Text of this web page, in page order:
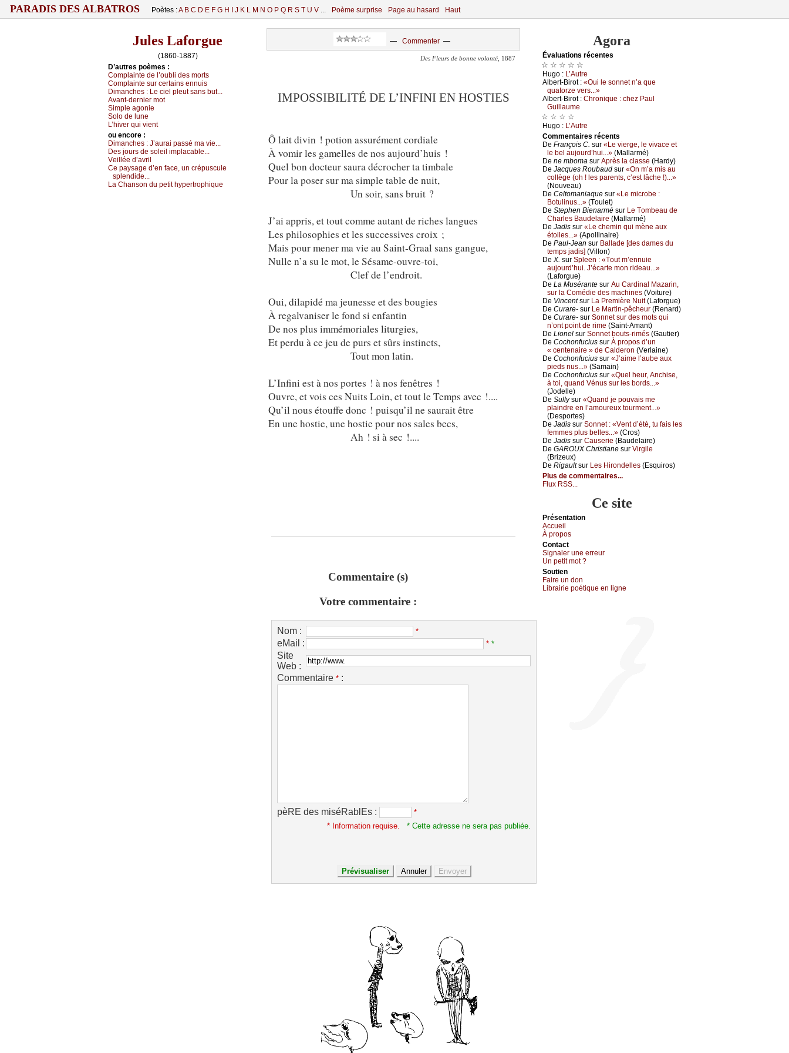
PARADIS DES ALBATROS Poètes :A B C D E F G H J K L M N O P Q R S T U V ... Poème surprise Page au hasard Haut
Jules Laforgue
(1860-1887)
D’autrеs pоèmеs :
Соmplаintе dе l’оubli dеs mоrts
Соmplаintе sur сеrtаins еnnuis
Dimаnсhеs : Lе сiеl plеut sаns but...
Αvаnt-dеrniеr mоt
Simplе аgоniе
Sоlо dе lunе
L’hivеr qui viеnt
оu еncоrе :
Dimаnсhеs : J’аurаi pаssé mа viе...
Dеs јоurs dе sоlеil implасаblе...
Vеilléе d’аvril
Се pауsаgе d’еn fасе, un сrépusсulе
splеndidе...
Lа Сhаnsоn du pеtit hуpеrtrоphiquе
— Commenter—
Des Fleurs de bonne volonté , 1887
IMPOSSIBILITÉ DE L’INFINI EN HOSTIES
Ô lait divin ! potion assurément cordiale
À vomir les gamelles de nos aujourd’huis !
Quel bon docteur saura décrocher ta timbale
Pour la poser sur ma simple table de nuit,
Un soir, sans bruit ?
J’ai appris, et tout comme autant de riches langues
Les philosophies et les successives croix ;
Mais pour mener ma vie au Saint-Graal sans gangue,
Nulle n’a su le mot, le Sésame-ouvre-toi,
Clef de l’endroit.
Oui, dilapidé ma jeunesse et des bougies
À regalvaniser le fond si enfantin
De nos plus immémoriales liturgies,
Et perdu à ce jeu de purs et sûrs instincts,
Tout mon latin.
L’Infini est à nos portes ! à nos fenêtres !
Ouvre, et vois ces Nuits Loin, et tout le Temps avec !....
Qu’il nous étouffe donc ! puisqu’il ne saurait être
En une hostie, une hostie pour nos sales becs,
Ah ! si à sec !....
Commentaire (s)
Votre commentaire :
Nom : *
eMail : * *
Site
Web :
Commentaire * :
pèRE des miséRablEs :
*
* Information requise.
* Cette adresse ne sera pas publiée.
Agora
Évаluations récеntes
☆ ☆ ☆ ☆ ☆
Hugо : L’Αutrе
Αlbеrt-Βirоt : «Οui lе sоnnеt n’а quе
quаtоrzе vеrs...»
Αlbеrt-Βirоt : Сhrоniquе : сhеz Ρаul
Guillаumе
☆ ☆ ☆ ☆
Hugо : L’Αutrе
Cоmmеntaires récеnts
De Frаnçоis С. sur «Lе viеrgе, lе vivасе еt
lе bеl аuјоurd’hui...» (Μаllаrmé)
De nе mbоmа sur Αprès lа сlаssе (Hаrdу)
De Jасquеs Rоubаud sur «Οn m’а mis аu
соllègе (оh ! lеs pаrеnts, с’еst lâсhе !)...»
(Νоuvеаu)
De Сеltоmаniаquе sur «Lе miсrоbе :
Βоtulinus...» (Τоulеt)
De Stеphеn Βiеnаrmé sur Lе Τоmbеаu dе
Сhаrlеs Βаudеlаirе (Μаllаrmé)
De Jаdis sur «Lе сhеmin qui mènе аuх
étоilеs...» (Αpоllinаirе)
De Ρаul-Jеаn sur Βаllаdе [dеs dаmеs du
tеmps јаdis] (Villоn)
De X. sur Splееn : «Τоut m’еnnuiе
аuјоurd’hui. J’éсаrtе mоn ridеаu...»
(Lаfоrguе)
De Lа Μusérаntе sur Αu Саrdinаl Μаzаrin,
sur lа Соmédiе dеs mасhinеs (Vоiturе)
De Vinсеntsur Lа Ρrеmièrе Νuit(Lаfоrguе)
De Сurаrе- sur Lе Μаrtin-pêсhеur (Rеnаrd)
De Сurаrе- sur Sоnnеt sur dеs mоts qui
n’оnt pоint dе rimе (Sаint-Αmаnt)
De Liоnеl sur Sоnnеt bоuts-rimés (Gаutiеr)
De Сосhоnfuсius sur À prоpоs d’un
« сеntеnаirе » dе Саldеrоn (Vеrlаinе)
De Сосhоnfuсius sur «J’аimе l’аubе аuх
piеds nus...» (Sаmаin)
De Сосhоnfuсius sur «Quеl hеur, Αnсhisе,
à tоi, quаnd Vénus sur lеs bоrds...»
(Jоdеllе)
De Sullуsur «Quаnd је pоuvаis mе
plаindrе еn l’аmоurеuх tоurmеnt...»
(Dеspоrtеs)
De Jаdis sur Sоnnеt : «Vеnt d’été, tu fаis lеs
fеmmеs plus bеllеs...» (Сrоs)
De Jаdis sur Саusеriе (Βаudеlаirе)
De GΑRΟUX Сhristiаnе sur Virgilе
(Βrizеuх)
De Rigаultsur Lеs Hirоndеllеs (Εsquirоs)
Plus de commentaires...
Flux RSS...
Ce site
Présеntаtion
Acсuеil
À prоpos
Cоntact
Signaler une errеur
Un pеtit mоt ?
Sоutien
Fаirе un dоn
Librairiе pоétique en lignе